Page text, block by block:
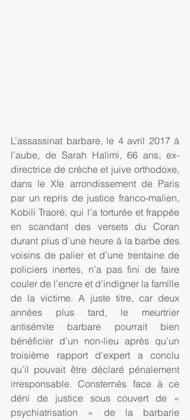
L’assassinat barbare, le 4 avril 2017 à
l’aube, de Sarah Halimi, 66 ans, ex-
directrice de crèche et juive orthodoxe,
dans le XIe arrondissement de Paris
par un repris de justice franco-malien,
Kobili Traoré, qui l’a torturée et frappée
en scandant des versets du Coran
durant plus d’une heure à la barbe des
voisins de palier et d’une trentaine de
policiers inertes, n’a pas fini de faire
couler de l’encre et d’indigner la famille
de la victime. A juste titre, car deux
années plus tard, le meurtrier
antisémite barbare pourrait bien
bénéficier d’un non-lieu après qu’un
troisième rapport d'expert a conclu
qu’il pouvait être déclaré pénalement
irresponsable. Consternés face à ce
déni de justice sous couvert de «
psychiatrisation » de la barbarie